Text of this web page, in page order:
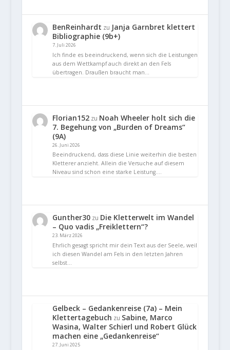
BenReinhardt zu Janja Garnbret klettert
Bibliographie (9b+)
7. Juli 2026
Ich finde es beeindruckend, wenn sich die Leistungen
aus dem Wettkampf auch direkt an den Fels
übertragen. Draußen braucht man…
Florian152zu Noah Wheeler holt sich die
7. Begehung von „Burden of Dreams“
(9A)
26. Juni 2026
Beeindruckend, dass diese Linie weiterhin die besten
Kletterer anzieht. Allein die Versuche auf diesem
Niveau sind schon eine starke Leistung.…
Gunther30zu Die Kletterwelt im Wandel
– Quo vadis „Freiklettern“?
23. März 2026
Ehrlich gesagt spricht mir dein Text aus der Seele, weil
ich diesen Wandel am Fels in den letzten Jahren
selbst…
Gelbeck – Gedankenreise (7a) – Mein
Klettertagebuch zu Sabine, Marco
Wasina, Walter Schierl und Robert Glück
machen eine „Gedankenreise“
27. Juni 2025